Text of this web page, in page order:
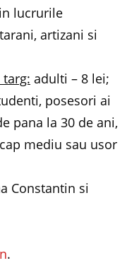
lucrurile
artizani si
adulti – 8 lei;
posesori ai
pana la 30 de ani,
mediu sau usor
Constantin si
.